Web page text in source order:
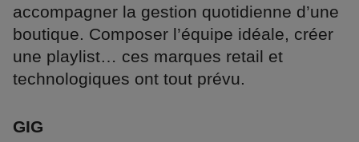
accompagner la gestion quotidienne d’une
boutique. Composer l’équipe idéale, créer
une playlist… ces marques retail et
technologiques ont tout prévu.
GIG